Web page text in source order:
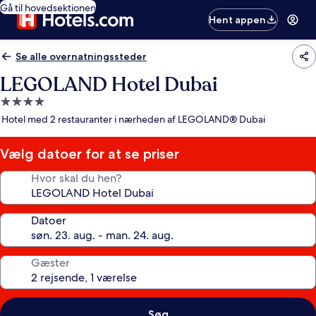
Gå til hovedsektionen
Hent appen
Se alle overnatningssteder
LEGOLAND Hotel Dubai
4.0-
stjernet
Hotel med 2 restauranter i nærheden af LEGOLAND® Dubai
Vælg datoer for at se priser
Hvor skal du hen?
Datoer
Gæster